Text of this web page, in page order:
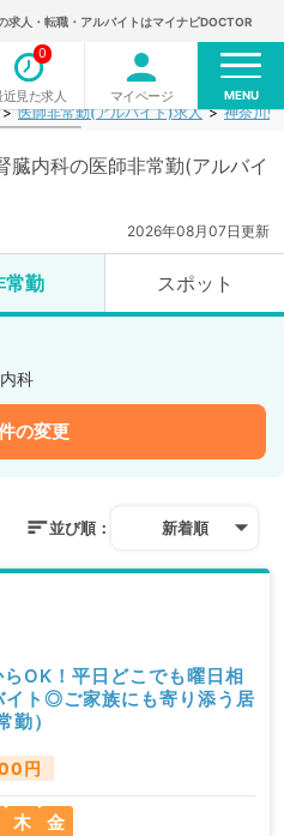
求人・転職・アルバイトはマイナビDOCTOR
近見た求人
0
マイページ MENU
医師非常勤(アルバイト)求人 神奈川県
内科の医師非常勤(アルバイ
2026年08月07日更新
常勤 スポット
科
の変更
並び順： 新着順
らOK！平日どこでも曜日相
イト◎ご家族にも寄り添う居
）
円
木 金